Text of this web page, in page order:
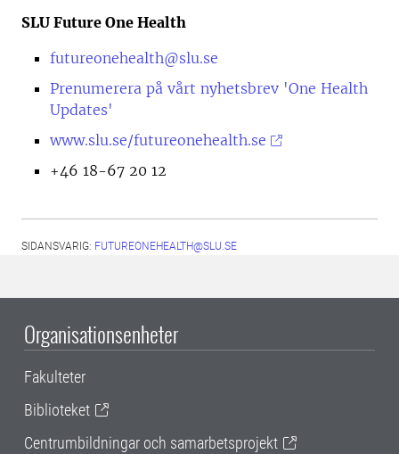
SLU Future One Health
futureonehealth@slu.se
Prenumerera på vårt nyhetsbrev 'One Health
Updates'
www.slu.se/futureonehealth.se
+46 18-67 20 12
SIDANSVARIG: FUTUREONEHEALTH@SLU.SE
Organisationsenheter
Fakulteter
Biblioteket
Centrumbildningar och samarbetsprojekt